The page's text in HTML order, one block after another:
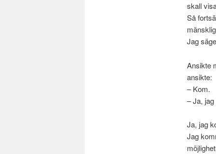
skall
Så
Jag
Ansikte
ansikte:
– Kom.
– Ja,
Ja, jag
Jag